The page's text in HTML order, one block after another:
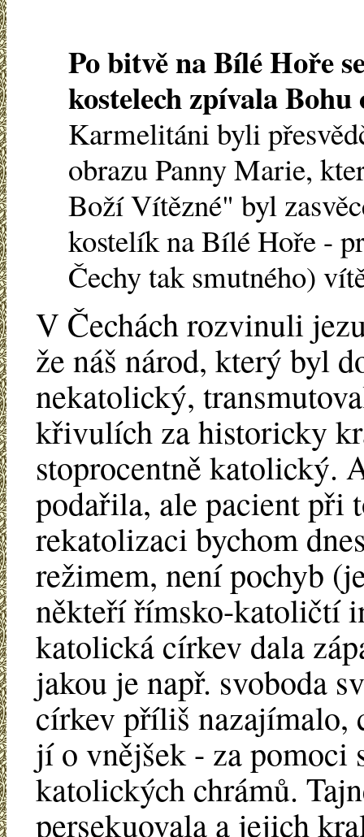
Po bitvě na Bílé Hoře
kostelech zpívala
Karmelitáni byli
obrazu Panny Marie,
Boží Vítězné" byl
kostelík na Bílé Hoře -
Čechy tak smutného)
V Čechách rozvinuli
že náš národ, který byl
nekatolický,
křivulích za historicky
stoprocentně katolický.
podařila, ale pacient při
rekatolizaci bychom
režimem, není pochyb
někteří římsko-katoličtí
katolická církev dala
jakou je např. svoboda
církev příliš nazajímalo,
jí o vnějšek - za pomoci
katolických chrámů.
persekuovala a jejich